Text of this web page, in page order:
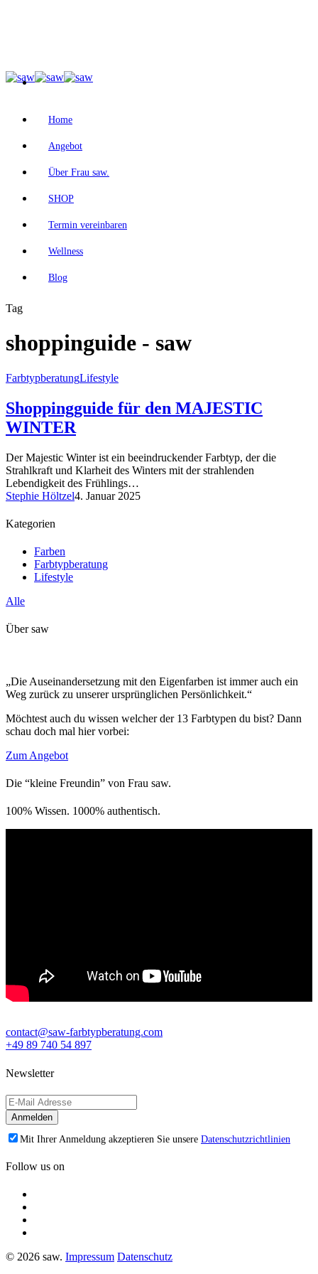
Home
Angebot
Über Frau saw.
SHOP
Termin vereinbaren
Wellness
Blog
Tag
shoppinguide - saw
FarbtypberatungLifestyle
Shoppingguide für den MAJESTIC
WINTER
Der Majestic Winter ist ein beeindruckender Farbtyp, der die
Strahlkraft und Klarheit des Winters mit der strahlenden
Lebendigkeit des Frühlings…
Stephie Höltzel4. Januar 2025
Kategorien
Farben
Farbtypberatung
Lifestyle
Alle
Über saw
„Die Auseinandersetzung mit den Eigenfarben ist immer auch ein
Weg zurück zu unserer ursprünglichen Persönlichkeit.“
Möchtest auch du wissen welcher der 13 Farbtypen du bist? Dann
schau doch mal hier vorbei:
Zum Angebot
Die “kleine Freundin” von Frau saw.
100% Wissen. 1000% authentisch.
contact@saw-farbtypberatung.com
+49 89 740 54 897
Newsletter
Mit Ihrer Anmeldung akzeptieren Sie unsere Datenschutzrichtlinien
Follow us on
© 2026 saw. Impressum Datenschutz